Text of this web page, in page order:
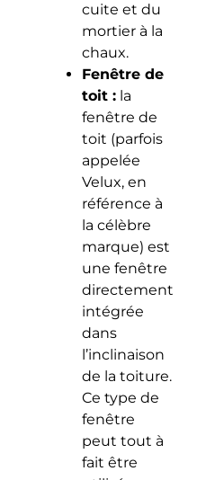
cuite et du
mortier à la
chaux.
Fenêtre de
toit :la
fenêtre de
toit (parfois
appelée
Velux, en
référence à
la célèbre
marque) est
une fenêtre
directement
intégrée
dans
l’inclinaison
de la toiture.
Ce type de
fenêtre
peut tout à
fait être